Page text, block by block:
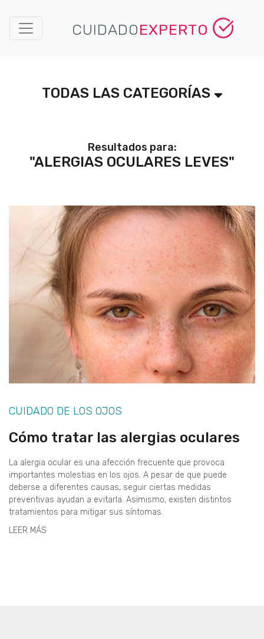
CUIDADOEXPERTO
TODAS LAS CATEGORÍAS
Resultados para:
"ALERGIAS OCULARES LEVES"
CUIDADO DE LOS OJOS
Cómo tratar las alergias oculares
La alergia ocular es una afección frecuente que provoca
importantes molestias en los ojos. A pesar de que puede
deberse a diferentes causas, seguir ciertas medidas
preventivas ayudan a evitarla. Asimismo, existen distintos
tratamientos para mitigar sus síntomas.
LEER MÁS